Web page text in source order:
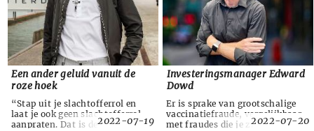
van Amst...
Een ander geluid vanuit de
roze hoek
“Stap uit je slachtofferrol en
laat je ook geen slachtofferrol
aanpraten. Dat is de2022-07-19
Investeringsmanager Edward
Dowd
Er is sprake van grootschalige
vaccinatiefraude, vergelijkbaar
met fraudes die je ziet in de
2022-07-20